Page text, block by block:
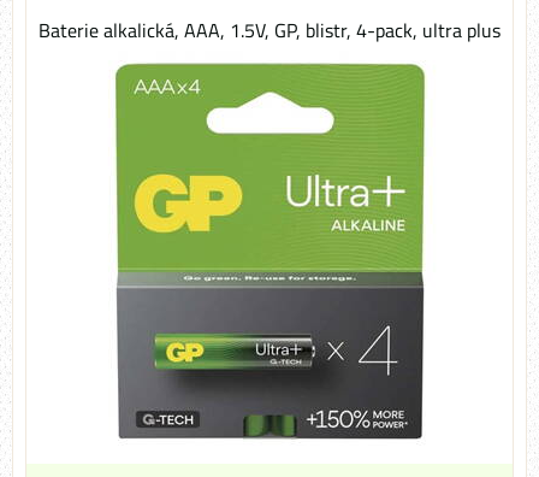
Baterie alkalická, AAA, 1.5V, GP, blistr, 4-pack, ultra plus